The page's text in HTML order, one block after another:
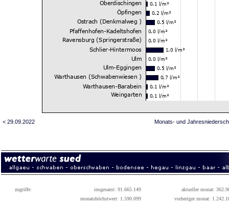
< 29.09.2022 Monats- und
zugriffe: insgesamt: 91.665.149
aktueller monat:
monatshöchstwert: 1.590.099
vorheriger monat: